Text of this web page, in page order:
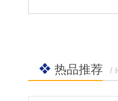
热品推荐 /